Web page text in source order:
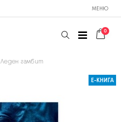
МЕНЮ
0
Леден гамбит
Е-КНИГА